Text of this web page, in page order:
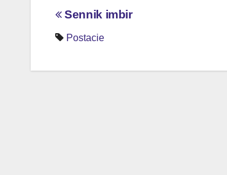
Nawigacja
wpisu
Sennik imbir
Postacie